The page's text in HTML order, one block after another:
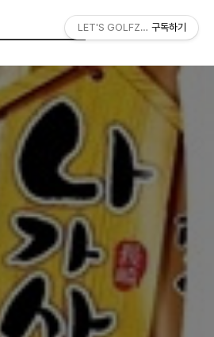
LET'S GOLFZON구독하기